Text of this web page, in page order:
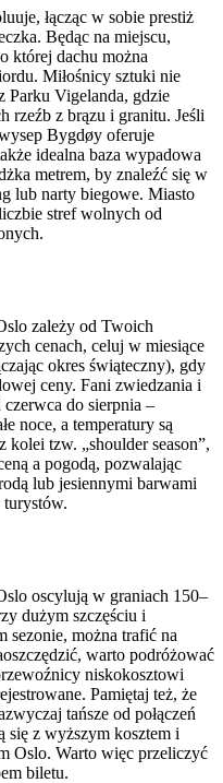
łącząc w sobie prestiż
Będąc na miejscu,
której dachu można
Miłośnicy sztuki nie
Parku Vigelanda, gdzie
rzeźb z brązu i granitu. Jeśli
Bygdøy oferuje
idealna baza wypadowa
metrem, by znaleźć się w
lub narty biegowe. Miasto
stref wolnych od
zależy od Twoich
cenach, celuj w miesiące
okres świąteczny), gdy
ceny. Fani zwiedzania i
do sierpnia –
noce, a temperatury są
tzw. „shoulder season”,
a pogodą, pozwalając
lub jesiennymi barwami
turystów.
oscylują w graniach 150–
dużym szczęściu i
sezonie, można trafić na
warto podróżować
niskokosztowi
Pamiętaj też, że
tańsze od połączeń
się z wyższym kosztem i
Oslo. Warto więc przeliczyć
biletu.